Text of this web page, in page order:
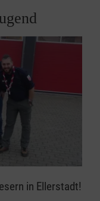
in Ellerstadt!